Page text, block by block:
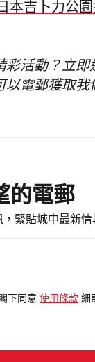
本吉卜力公
彩活動？立即
以電郵獲取我
的電郵
緊貼城中最新情
下同意 使用條款 細